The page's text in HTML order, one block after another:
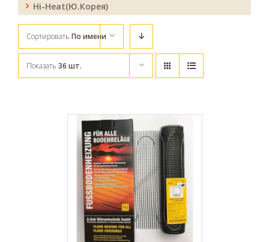
Hi-Heat(Ю.Корея)
Сортировать По имени
Показать 36 шт.